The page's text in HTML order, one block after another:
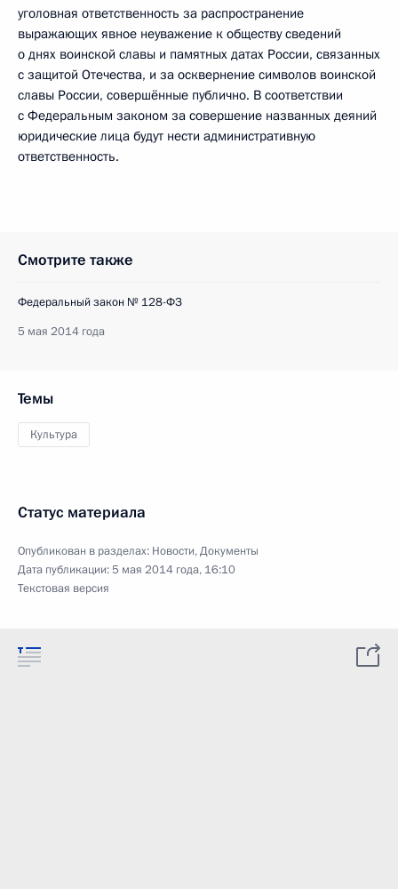
уголовная ответственность за распространение
выражающих явное неуважение к обществу сведений
о днях воинской славы и памятных датах России, связанных
с защитой Отечества, и за осквернение символов воинской
славы России, совершённые публично. В соответствии
с Федеральным законом за совершение названных деяний
юридические лица будут нести административную
ответственность.
Смотрите также
Федеральный закон № 128-ФЗ
5 мая 2014 года
Темы
Культура
Статус материала
Опубликован в разделах: Новости,Документы
Дата публикации:5 мая 2014 года, 16:10
Текстовая версия